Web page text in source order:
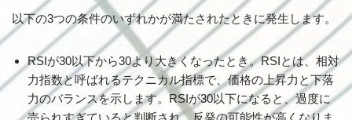
以下の3つの条件のいずれかが満たされたときに発生します。
RSIが30以下から30より大きくなったとき。RSIとは、相対
力指数と呼ばれるテクニカル指標で、価格の上昇力と下落
力のバランスを示します。RSIが30以下になると、過度に
売られすぎていると判断され、反発の可能性が高くなりま